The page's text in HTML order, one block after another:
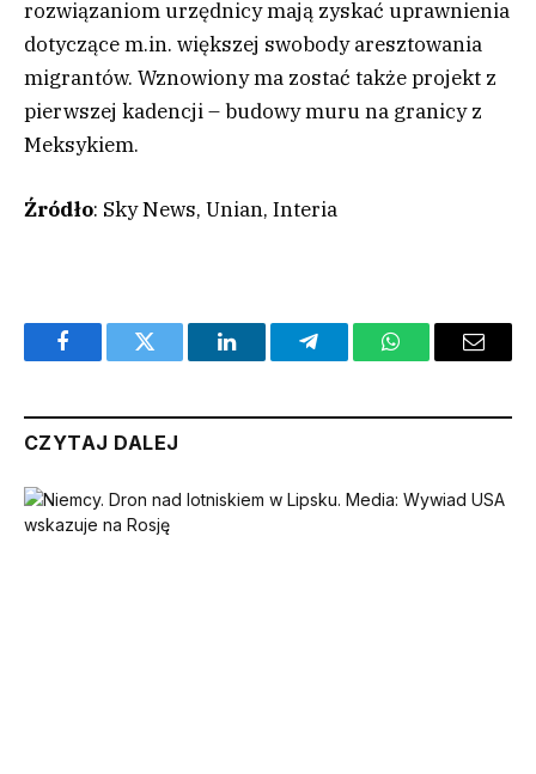
rozwiązaniom urzędnicy mają zyskać uprawnienia
dotyczące m.in. większej swobody aresztowania
migrantów. Wznowiony ma zostać także projekt z
pierwszej kadencji – budowy muru na granicy z
Meksykiem.
Źródło: Sky News, Unian, Interia
FacebookTwitter LinkedInTelegramWhatsAppEmail
CZYTAJ DALEJ